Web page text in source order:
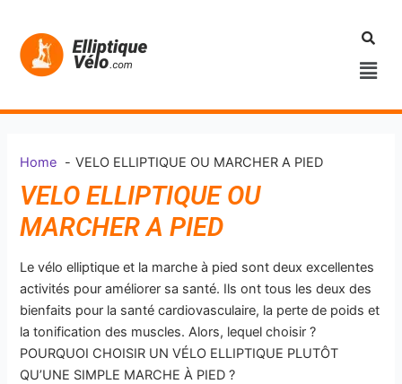
contenu
Home VELO ELLIPTIQUE OU MARCHER A PIED
VELO ELLIPTIQUE OU
MARCHER A PIED
Le vélo elliptique et la marche à pied sont deux excellentes
activités pour améliorer sa santé. Ils ont tous les deux des
bienfaits pour la santé cardiovasculaire, la perte de poids et
la tonification des muscles. Alors, lequel choisir ?
POURQUOI CHOISIR UN VÉLO ELLIPTIQUE PLUTÔT
QU’UNE SIMPLE MARCHE À PIED ?